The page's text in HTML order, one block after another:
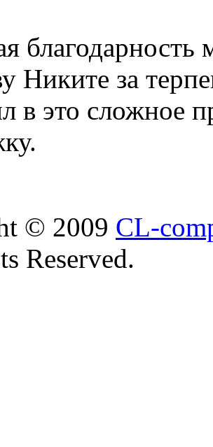
Никите за
в это сложное
© 2009 CL-
Reserved.